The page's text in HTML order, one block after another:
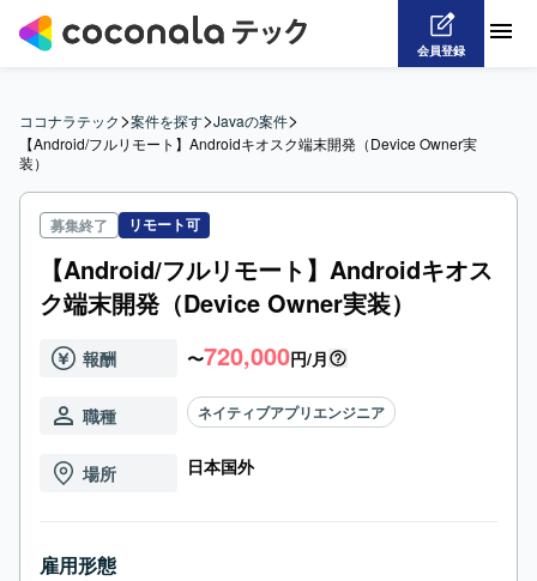
会員登録
ココナラテック>案件を探す>Javaの案件>
【Android/フルリモート】Androidキオスク端末開発（Device Owner実
装）
募集終了 リモート可
【Android/フルリモート】Androidキオス
ク端末開発（Device Owner実装）
報酬 〜720,000円/月
職種 ネイティブアプリエンジニア
場所 日本国外
雇用形態